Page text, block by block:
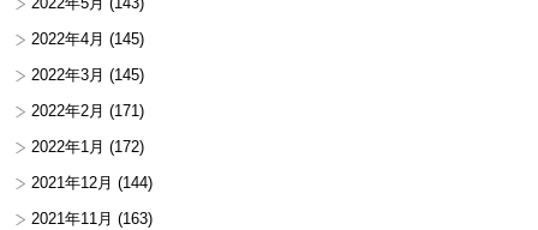
2022年4月 (145)
2022年3月 (145)
2022年2月 (171)
2022年1月 (172)
2021年12月 (144)
2021年11月 (163)